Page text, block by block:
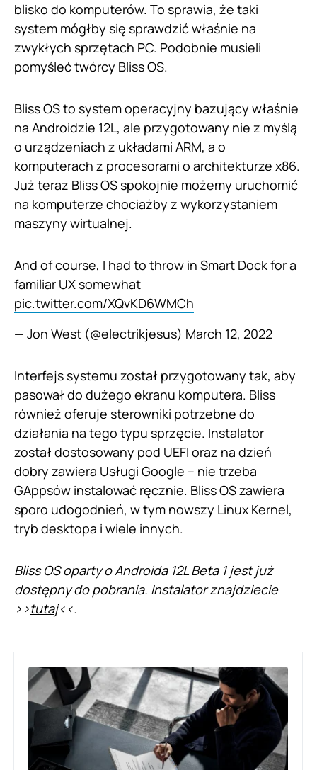
blisko do komputerów. To sprawia, że taki
system mógłby się sprawdzić właśnie na
zwykłych sprzętach PC. Podobnie musieli
pomyśleć twórcy Bliss OS.
Bliss OS to system operacyjny bazujący właśnie
na Androidzie 12L, ale przygotowany nie z myślą
o urządzeniach z układami ARM, a o
komputerach z procesorami o architekturze x86.
Już teraz Bliss OS spokojnie możemy uruchomić
na komputerze chociażby z wykorzystaniem
maszyny wirtualnej.
And of course, I had to throw in Smart Dock for a
familiar UX somewhat
pic.twitter.com/XQvKD6WMCh
— Jon West (@electrikjesus) March 12, 2022
Interfejs systemu został przygotowany tak, aby
pasował do dużego ekranu komputera. Bliss
również oferuje sterowniki potrzebne do
działania na tego typu sprzęcie. Instalator
został dostosowany pod UEFI oraz na dzień
dobry zawiera Usługi Google – nie trzeba
GAppsów instalować ręcznie. Bliss OS zawiera
sporo udogodnień, w tym nowszy Linux Kernel,
tryb desktopa i wiele innych.
Bliss OS oparty o Androida 12L Beta 1 jest już
dostępny do pobrania. Instalator znajdziecie
>>tutaj<<.